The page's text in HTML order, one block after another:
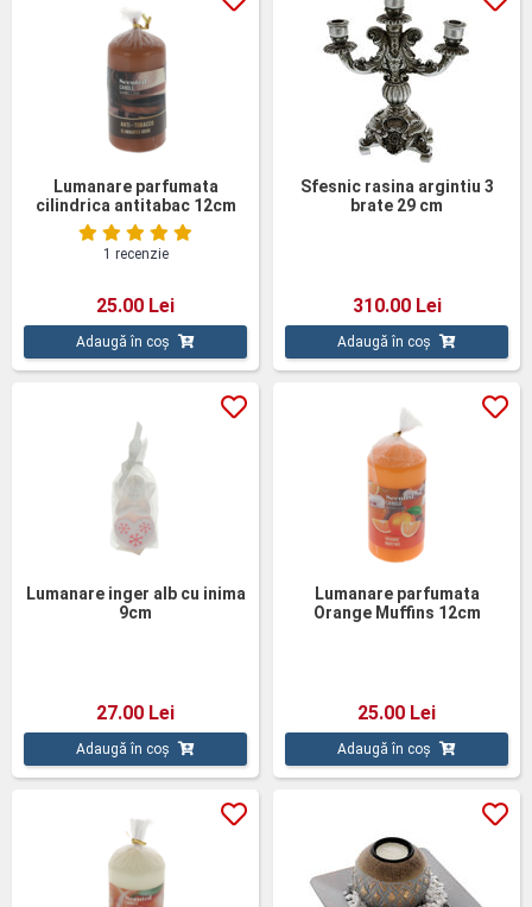
Lumanare parfumata
cilindrica antitabac 12cm
1 recenzie
25.00 Lei
Adaugă în coș
Sfesnic rasina argintiu 3
brate 29 cm
310.00 Lei
Adaugă în coș
Lumanare inger alb cu inima
9cm
27.00 Lei
Adaugă în coș
Lumanare parfumata
Orange Muffins 12cm
25.00 Lei
Adaugă în coș